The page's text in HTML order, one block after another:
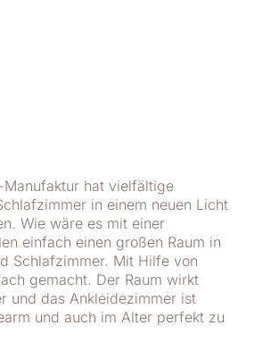
hat vielfältige
in einem neuen Licht
Wie wäre es mit einer
einfach einen großen Raum in
Schlafzimmer. Mit Hilfe von
gemacht. Der Raum wirkt
und das Ankleidezimmer ist
und auch im Alter perfekt zu